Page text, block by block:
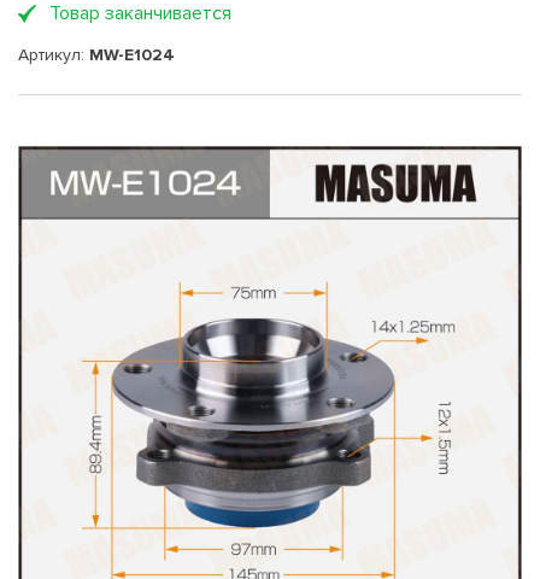
Товар заканчивается
Артикул: MW-E1024